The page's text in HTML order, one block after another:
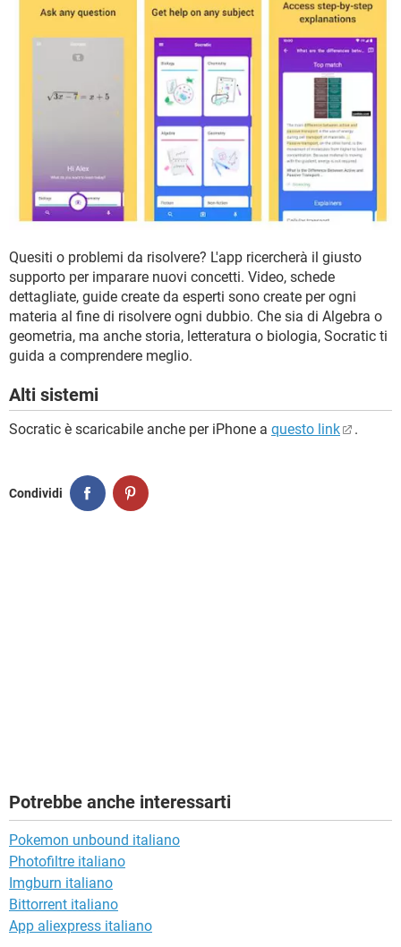
Quesiti o problemi da risolvere? L'app ricercherà il giusto
supporto per imparare nuovi concetti. Video, schede
dettagliate, guide create da esperti sono create per ogni
materia al fine di risolvere ogni dubbio. Che sia di Algebra o
geometria, ma anche storia, letteratura o biologia, Socratic ti
guida a comprendere meglio.
Alti sistemi
Socratic è scaricabile anche per iPhone a questo link .
Condividi
Potrebbe anche interessarti
Pokemon unbound italiano
Photofiltre italiano
Imgburn italiano
Bittorrent italiano
App aliexpress italiano